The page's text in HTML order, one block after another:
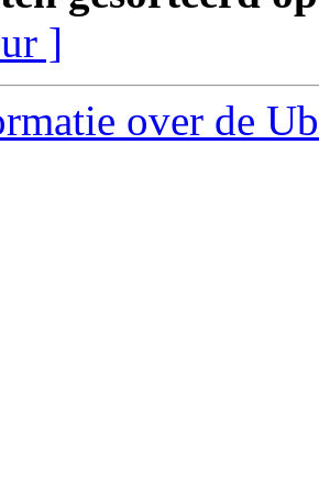
]
over de